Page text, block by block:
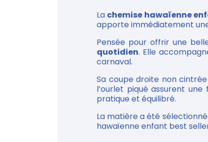
La chemise hawaïenne
apporte immédiatement
Pensée pour offrir une
quotidien. Elle
carnaval.
Sa coupe droite non
l’ourlet piqué assurent
pratique et équilibré.
La matière a été
hawaïenne enfant best